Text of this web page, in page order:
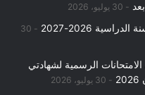
30 يوليو، 2026
2026-2027
30
الرسمية لشهادتي
30 يوليو، 2026